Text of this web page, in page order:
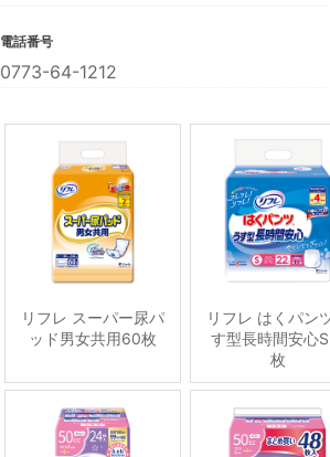
電話番号
0773-64-1212
リフレ スーパー尿パ
ッド男女共用60枚
リフレ はくパン
す型長時間安心
枚